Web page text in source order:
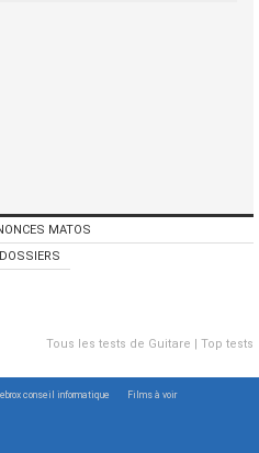
MATOS
DOSSIERS
Tous les tests de Guitare
Top tests
conseil informatique Films à voir